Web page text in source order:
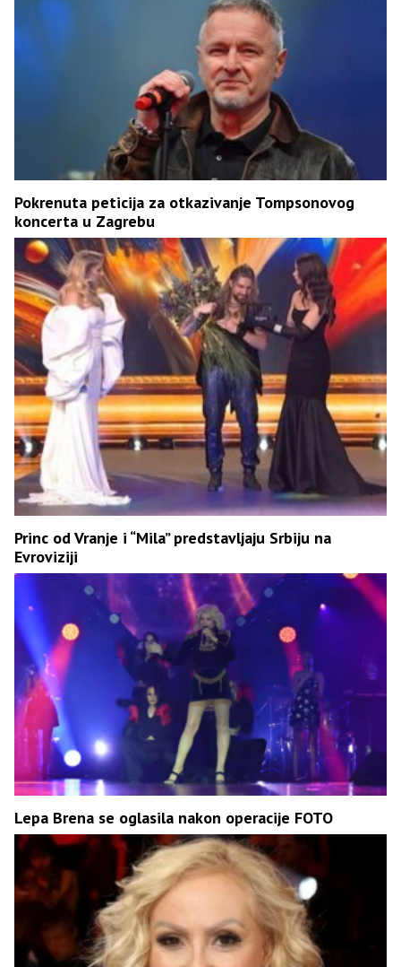
Pokrenuta peticija za otkazivanje Tompsonovog
koncerta u Zagrebu
Princ od Vranje i “Mila” predstavljaju Srbiju na
Evroviziji
Lepa Brena se oglasila nakon operacije FOTO